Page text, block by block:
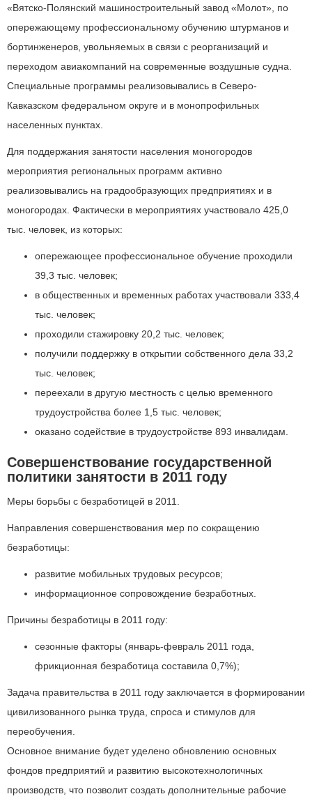
«Вятско-Полянский машиностроительный завод «Молот», по
опережающему профессиональному обучению штурманов и
бортинженеров, увольняемых в связи с реорганизаций и
переходом авиакомпаний на современные воздушные судна.
Специальные программы реализовывались в Северо-
Кавказском федеральном округе и в монопрофильных
населенных пунктах.
Для поддержания занятости населения моногородов
мероприятия региональных программ активно
реализовывались на градообразующих предприятиях и в
моногородах. Фактически в мероприятиях участвовало 425,0
тыс. человек, из которых:
опережающее профессиональное обучение проходили
39,3 тыс. человек;
в общественных и временных работах участвовали 333,4
тыс. человек;
проходили стажировку 20,2 тыс. человек;
получили поддержку в открытии собственного дела 33,2
тыс. человек;
переехали в другую местность с целью временного
трудоустройства более 1,5 тыс. человек;
оказано содействие в трудоустройстве 893 инвалидам.
Совершенствование государственной
политики занятости в 2011 году
Меры борьбы с безработицей в 2011.
Направления совершенствования мер по сокращению
безработицы:
развитие мобильных трудовых ресурсов;
информационное сопровождение безработных.
Причины безработицы в 2011 году:
сезонные факторы (январь-февраль 2011 года,
фрикционная безработица составила 0,7%);
Задача правительства в 2011 году заключается в формировании
цивилизованного рынка труда, спроса и стимулов для
переобучения.
Основное внимание будет уделено обновлению основных
фондов предприятий и развитию высокотехнологичных
производств, что позволит создать дополнительные рабочие